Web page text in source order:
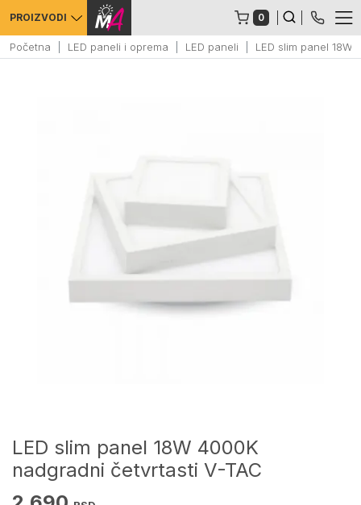
PROIZVODI 0
Početna LED paneli i oprema LED paneli LED slim panel
LED slim panel 18W 4000K
nadgradni četvrtasti V-TAC